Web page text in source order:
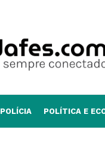
POLÍCIA POLÍTICA E